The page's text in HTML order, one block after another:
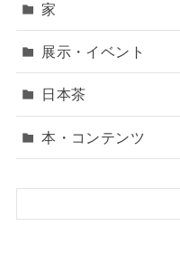
家
展示・イベント
日本茶
本・コンテンツ